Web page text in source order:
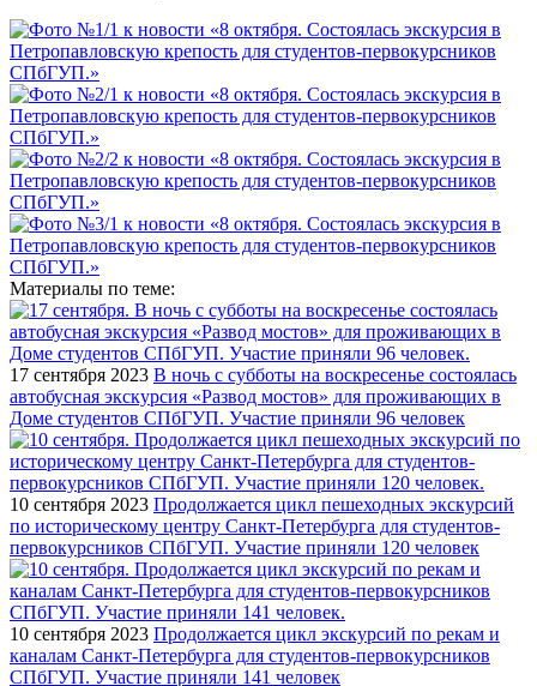
Материалы по теме:
17 сентября 2023 В ночь с субботы на воскресенье состоялась
автобусная экскурсия «Развод мостов» для проживающих в
Доме студентов СПбГУП. Участие приняли 96 человек
10 сентября 2023 Продолжается цикл пешеходных экскурсий
по историческому центру Санкт-Петербурга для студентов-
первокурсников СПбГУП. Участие приняли 120 человек
10 сентября 2023 Продолжается цикл экскурсий по рекам и
каналам Санкт-Петербурга для студентов-первокурсников
СПбГУП. Участие приняли 141 человек